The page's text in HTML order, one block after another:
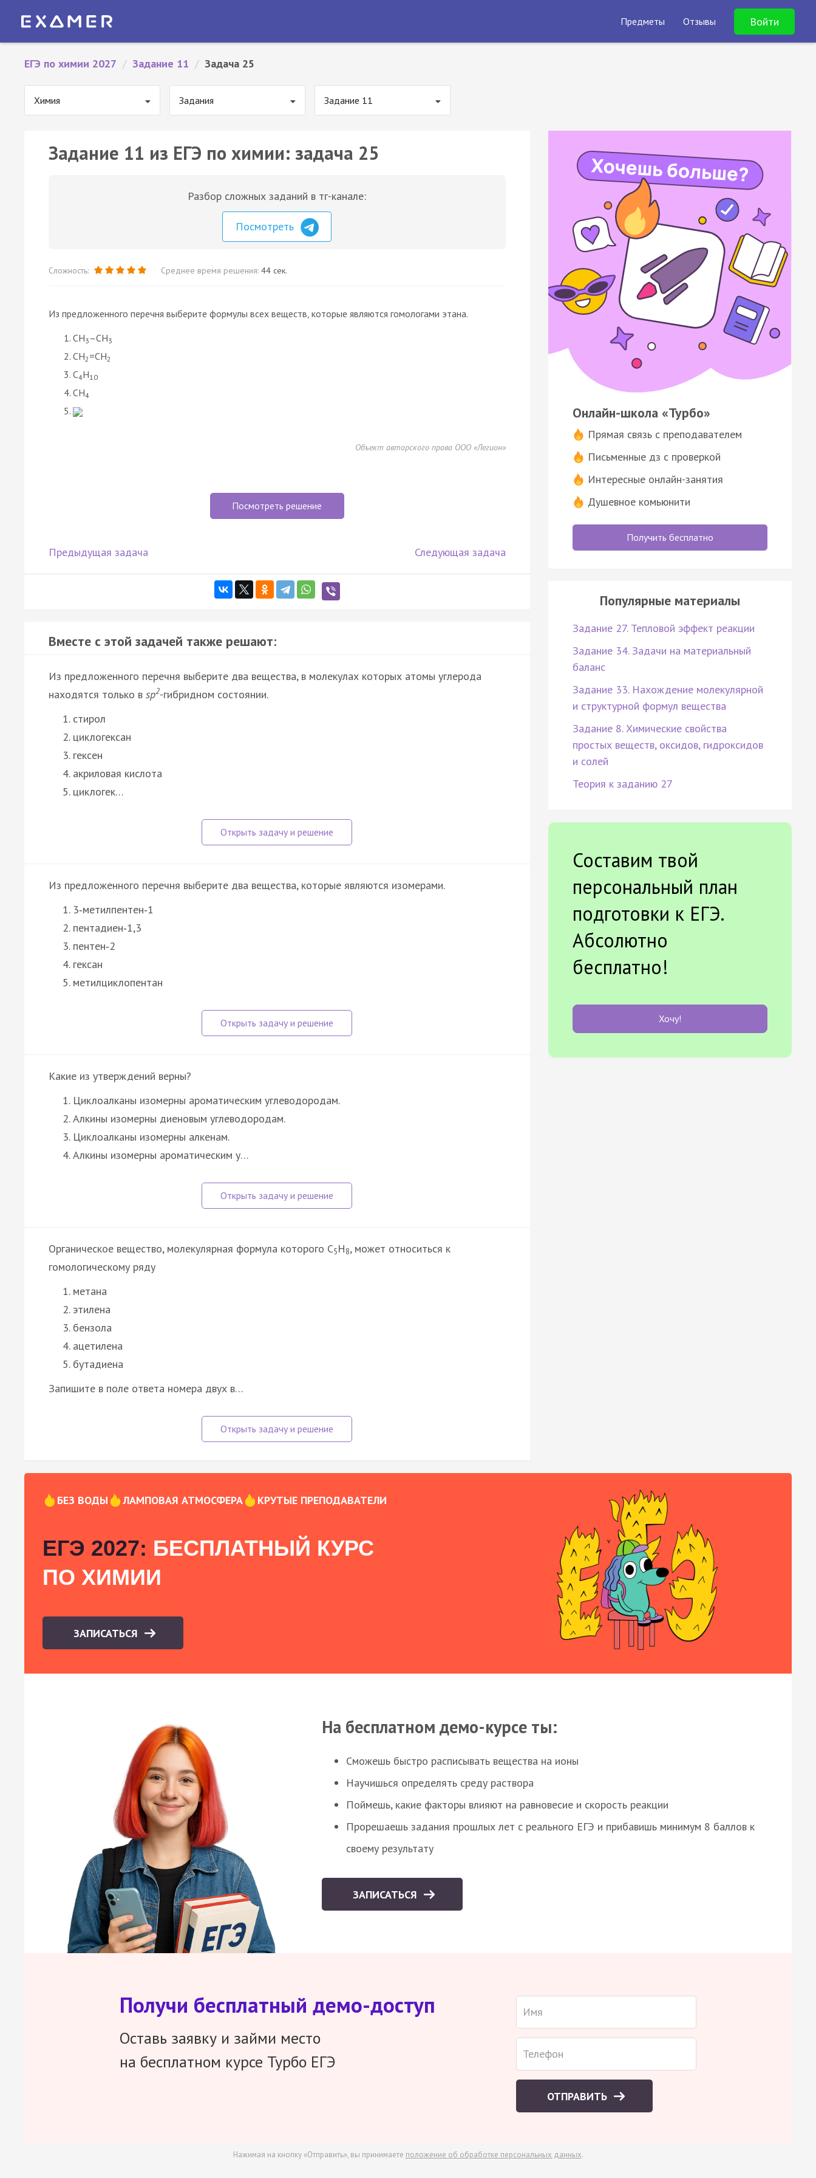
Предметы Отзывы Войти
ЕГЭ по химии 2027 / Задание 11 / Задача 25
Химия Задания Задание 11
Задание 11 из ЕГЭ по химии: задача 25
Разбор сложных заданий в тг-канале:
Посмотреть
Сложность: Среднее время решения: 44 сек.
Из предложенного перечня выберите формулы всех веществ, которые являются гомологами этана.
CH3 –CH3
CH2 =CH2
C4H10
CH4
Объект авторского права ООО «Легион»
Посмотреть решение
Предыдущая задача Следующая задача
Вместе с этой задачей также решают:
Из предложенного перечня выберите два вещества, в молекулах которых атомы углерода
находятся только в sp2-гибридном состоянии.
стирол
циклогексан
гексен
акриловая кислота
циклогек…
Из предложенного перечня выберите два вещества, которые являются изомерами.
3‑метилпентен‑1
пентадиен‑1,3
пентен‑2
гексан
метилциклопентан
Какие из утверждений верны?
Циклоалканы изомерны ароматическим углеводородам.
Алкины изомерны диеновым углеводородам.
Циклоалканы изомерны алкенам.
Алкины изомерны ароматическим у…
Органическое вещество, молекулярная формула которого С5Н8, может относиться к
гомологическому ряду
метана
этилена
бензола
ацетилена
бутадиена
Запишите в поле ответа номера двух в…
Онлайн-школа «Турбо»
Прямая связь с преподавателем
Письменные дз с проверкой
Интересные онлайн-занятия
Душевное комьюнити
Получить бесплатно
Популярные материалы
Задание 27. Тепловой эффект реакции
Задание 34. Задачи на материальный
баланс
Задание 33. Нахождение молекулярной
и структурной формул вещества
Задание 8. Химические свойства
простых веществ, оксидов, гидроксидов
и солей
Теория к заданию 27
Составим твой
персональный план
подготовки к ЕГЭ.
Абсолютно
бесплатно!
Хочу!
БЕЗ ВОДЫ ЛАМПОВАЯ АТМОСФЕРА КРУТЫЕ ПРЕПОДАВАТЕЛИ
ЕГЭ 2027: БЕСПЛАТНЫЙ КУРС
ПО ХИМИИ
ЗАПИСАТЬСЯ
На бесплатном демо-курсе ты:
Сможешь быстро расписывать вещества на ионы
Научишься определять среду раствора
Поймешь, какие факторы влияют на равновесие и скорость реакции
Прорешаешь задания прошлых лет с реального ЕГЭ и прибавишь минимум 8 баллов к
своему результату
ЗАПИСАТЬСЯ
Получи бесплатный демо-доступ
Оставь заявку и займи место
на бесплатном курсе Турбо ЕГЭ
ОТПРАВИТЬ
Нажимая на кнопку «Отправить», вы принимаете положение об обработке персональных данных.